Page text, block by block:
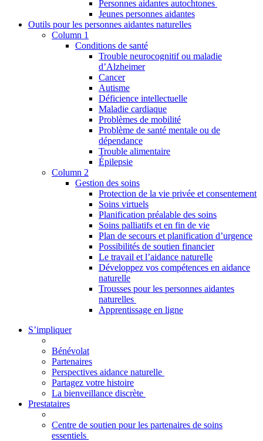
Personnes aidantes autochtones
Jeunes personnes aidantes
Outils pour les personnes aidantes naturelles
Column 1
Conditions de santé
Trouble neurocognitif ou maladie
d’Alzheimer
Cancer
Autisme
Déficience intellectuelle
Maladie cardiaque
Problèmes de mobilité
Problème de santé mentale ou de
dépendance
Trouble alimentaire
Épilepsie
Column 2
Gestion des soins
Protection de la vie privée et consentement
Soins virtuels
Planification préalable des soins
Soins palliatifs et en fin de vie
Plan de secours et planification d’urgence
Possibilités de soutien financier
Le travail et l’aidance naturelle
Développez vos compétences en aidance
naturelle
Trousses pour les personnes aidantes
naturelles
Apprentissage en ligne
S’impliquer
Bénévolat
Partenaires
Perspectives aidance naturelle
Partagez votre histoire
La bienveillance discrète
Prestataires
Centre de soutien pour les partenaires de soins
essentiels